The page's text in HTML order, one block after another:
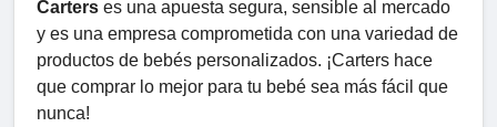
Carters es una apuesta segura, sensible al mercado
y es una empresa comprometida con una variedad de
productos de bebés personalizados. ¡Carters hace
que comprar lo mejor para tu bebé sea más fácil que
nunca!